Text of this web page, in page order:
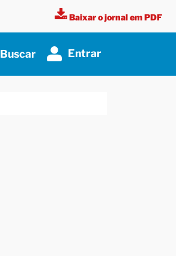
Baixar o jornal em PDF
Buscar Entrar